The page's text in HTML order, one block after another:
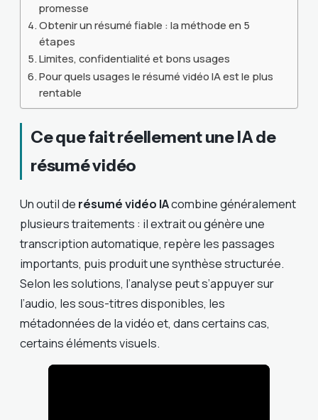
promesse
Obtenir un résumé fiable : la méthode en 5
étapes
Limites, confidentialité et bons usages
Pour quels usages le résumé vidéo IA est le plus
rentable
Ce que fait réellement une IA de
résumé vidéo
Un outil de résumé vidéo IAcombine généralement
plusieurs traitements : il extrait ou génère une
transcription automatique, repère les passages
importants, puis produit une synthèse structurée.
Selon les solutions, l’analyse peut s’appuyer sur
l’audio, les sous-titres disponibles, les
métadonnées de la vidéo et, dans certains cas,
certains éléments visuels.